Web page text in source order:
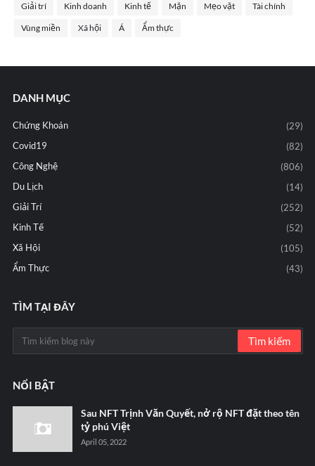
Giải trí Kinh doanh Kinh tế Mặn Mẹo vặt Tài chính
Vùng miền Xã hội Á Ẩm thực
DANH MỤC
Chứng Khoán
(29)
Covid19
(82)
Công Nghệ
(806)
Du Lịch
(14)
Giải Trí
(252)
Kinh Tế
(52)
Xã Hội
(105)
Ẩm Thực
(43)
TÌM TẠI ĐÂY
NỔI BẬT
Sau NFT Trịnh Văn Quyết, nở rộ NFT đặt theo tên
tỷ phú Việt
April 05, 2022